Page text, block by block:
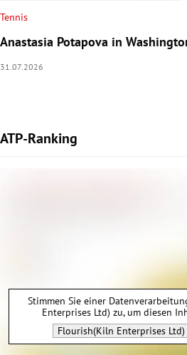
Tennis
Anastasia Potapova in
31.07.2026
ATP-Ranking
Stimmen Sie einer
Enterprises Ltd) zu, um diesen
Flourish(Kiln Enterprises Ltd)